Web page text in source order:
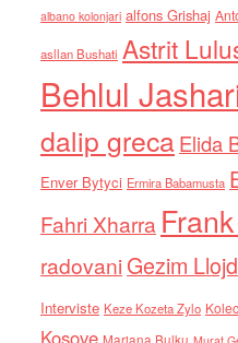
albano kolonjari alfons Grishaj
asllan Bushati Astrit
Behlul
dalip grecaElida
Enver Bytyci Ermira Babamusta
Fahri Xharra
radovaniGezim
Interviste Keze Kozeta Zylo
Kosove